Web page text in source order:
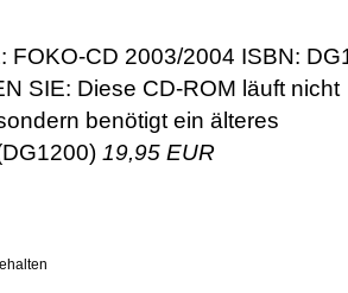
FOKO-CD 2003/2004 ISBN:
SIE: Diese CD-ROM läuft nicht
benötigt ein älteres
19,95 EUR